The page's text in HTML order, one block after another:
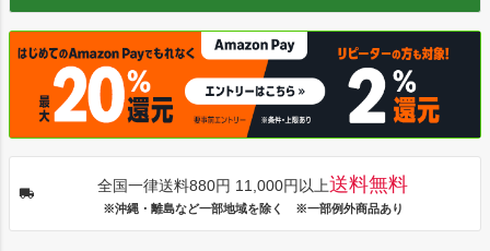
全国一律送料880円 11,000円以上送料無料
※沖縄・離島など一部地域を除く ※一部例外商品あり